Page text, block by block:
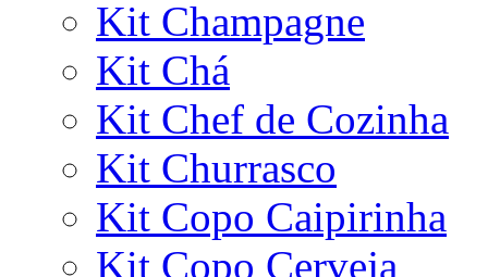
Kit Champagne
Kit Chá
Kit Chef de Cozinha
Kit Churrasco
Kit Copo Caipirinha
Kit Copo Cerveja